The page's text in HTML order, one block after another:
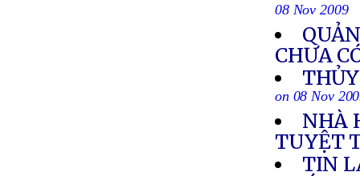
08 Nov 2009
CHƯA
on 08 Nov
NHÀ
TUYỆT
TIN